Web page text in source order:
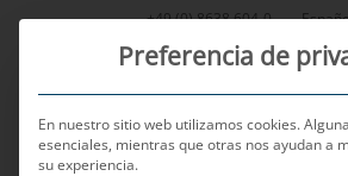
Saltar
+49 (0) 8638 604-0
Preferencia de
En nuestro sitio web utilizamos cookies.
esenciales, mientras que otras nos ayudan a
su experiencia.